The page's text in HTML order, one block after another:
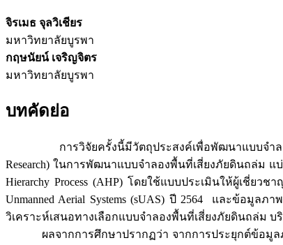
จิรเมธ จุลวิเชียร
มหาวิทยาลัยบูรพา
กฤษนัยน์ เจริญจิตร
มหาวิทยาลัยบูรพา
บทคัดย่อ
การวิจัยครั้งนี้มีวัตถุประสงค์เพื่อพัฒนาแบบจำลองพื้
Research) ในการพัฒนาแบบจำลองพื้นที่เสี่ยงภัยดินถล่ม
Hierarchy Process (AHP) โดยใช้แบบประเมินให้ผู้เชี่
Unmanned Aerial Systems (sUAS) ปี 2564 และข้อมูล
วิเคราะห์เสนอทางเลือกแบบจำลองพื้นที่เสี่ยงภัยดินถล่ม
ผลจากการศึกษาปรากฏว่า จากการประยุกต์ข้อมูลภูมิส